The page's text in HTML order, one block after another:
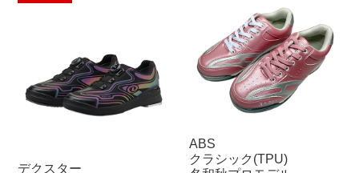
デクスター
ABS
クラシック(TPU)